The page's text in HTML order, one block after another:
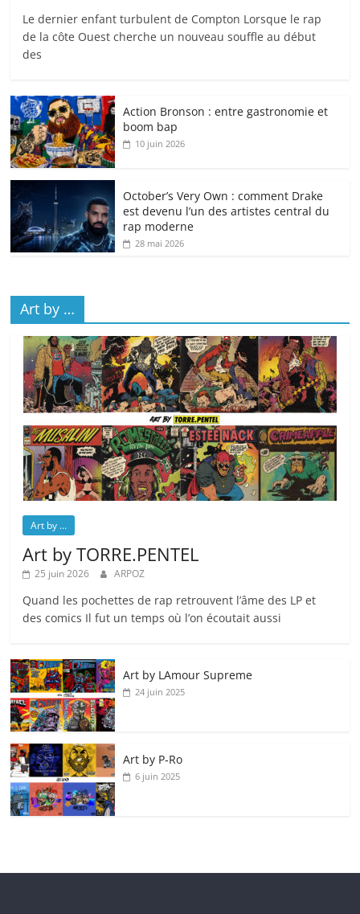
Le dernier enfant turbulent de Compton Lorsque le rap
de la côte Ouest cherche un nouveau souffle au début
des
Action Bronson : entre gastronomie et
boom bap
10 juin 2026
October’s Very Own : comment Drake
est devenu l’un des artistes central du
rap moderne
28 mai 2026
Art by …
Art by ...
Art by TORRE.PENTEL
25 juin 2026 ARPOZ
Quand les pochettes de rap retrouvent l’âme des LP et
des comics Il fut un temps où l’on écoutait aussi
Art by LAmour Supreme
24 juin 2025
Art by P‑Ro
6 juin 2025